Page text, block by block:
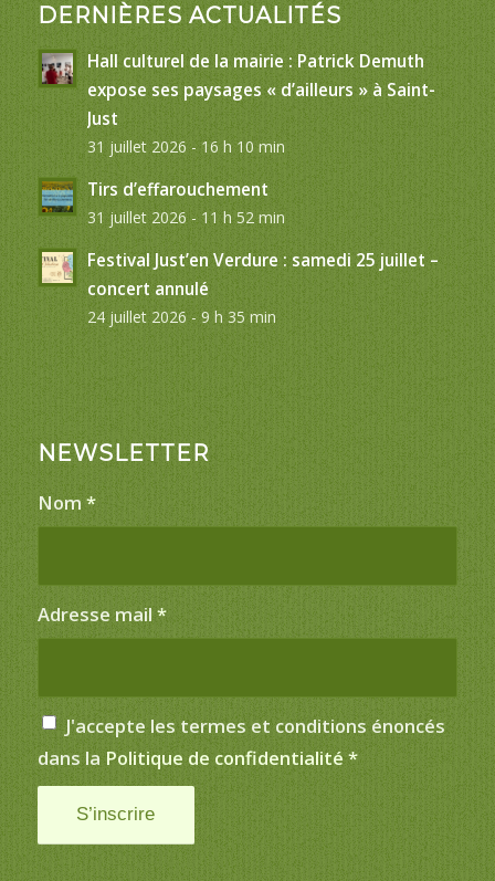
DERNIÈRES ACTUALITÉS
Hall culturel de la mairie : Patrick Demuth
expose ses paysages « d’ailleurs » à Saint-
Just
31 juillet 2026 - 16 h 10 min
Tirs d’effarouchement
31 juillet 2026 - 11 h 52 min
Festival Just’en Verdure : samedi 25 juillet –
concert annulé
24 juillet 2026 - 9 h 35 min
NEWSLETTER
Nom *
Adresse mail *
J'accepte les termes et conditions énoncés
dans la Politique de confidentialité *